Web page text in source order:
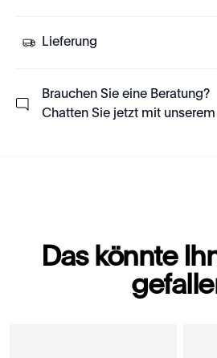
Lieferung
Brauchen Sie eine Beratung?
Chatten Sie jetzt mit
Das könnte